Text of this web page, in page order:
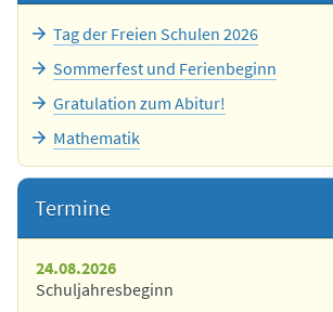
Tag der Freien Schulen 2026
Sommerfest und Ferienbeginn
Gratulation zum Abitur!
Mathematik
Termine
24.08.2026
Schuljahresbeginn